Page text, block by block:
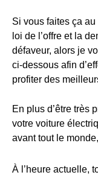
Si vous faites ça
loi de l’offre et la
défaveur, alors je
ci-dessous afin
profiter des
En plus d’être très
votre voiture
avant tout le
À l’heure actuelle,